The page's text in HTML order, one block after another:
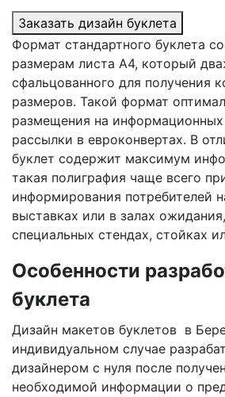
Заказать дизайн буклета
Формат стандартного буклета
размерам листа А4, который
сфальцованного для получения
размеров. Такой формат
размещения на
рассылки в евроконвертах. В
буклет содержит максимум
такая полиграфия чаще всего
информирования потребителей
выставках или в залах
специальных стендах, стойках
Особенности
буклета
Дизайн макетов буклетов в
индивидуальном случае
дизайнером с нуля после
необходимой информации о